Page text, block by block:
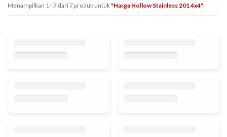
Menampilkan 1-7 dari7 produk untuk "harga Hollow Stainless 201 4x4"